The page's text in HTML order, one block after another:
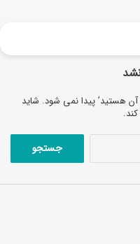
هستید’ پیدا نمی شود. شاید
ج